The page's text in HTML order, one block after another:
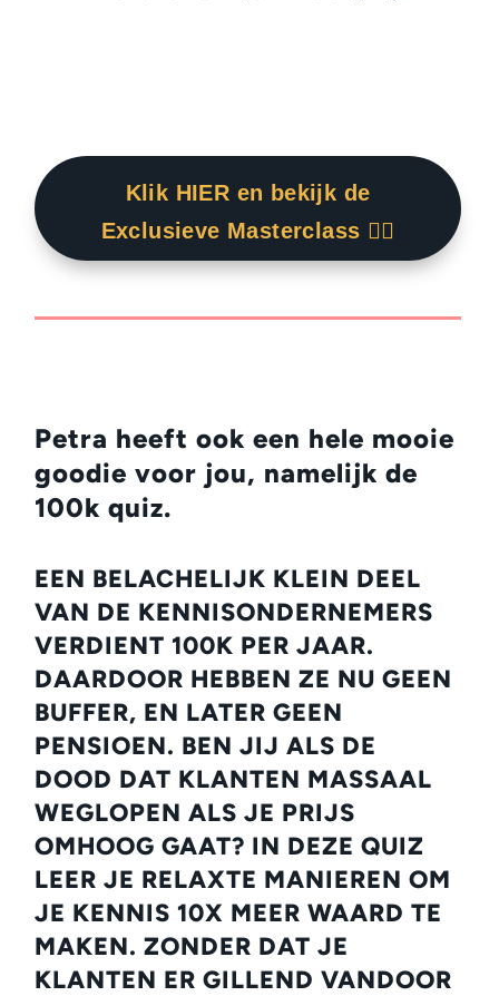
Klik HIER en bekijk de
Exclusieve Masterclass 👇🏾
Petra heeft ook een hele mooie
goodie voor jou, namelijk de
100k quiz.
EEN BELACHELIJK KLEIN DEEL
VAN DE KENNISONDERNEMERS
VERDIENT 100K PER JAAR.
DAARDOOR HEBBEN ZE NU GEEN
BUFFER, EN LATER GEEN
PENSIOEN. BEN JIJ ALS DE
DOOD DAT KLANTEN MASSAAL
WEGLOPEN ALS JE PRIJS
OMHOOG GAAT? IN DEZE QUIZ
LEER JE RELAXTE MANIEREN OM
JE KENNIS 10X MEER WAARD TE
MAKEN. ZONDER DAT JE
KLANTEN ER GILLEND VANDOOR